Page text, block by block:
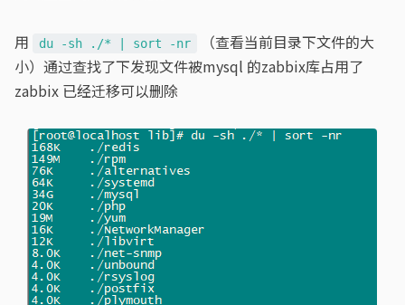
用 du -sh ./* | sort -nr
（查看当前目录下文件的大
小）通过查找了下发现文件被mysql 的zabbix库占用了
zabbix 已经迁移可以删除